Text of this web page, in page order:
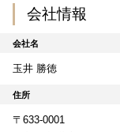
会社情報
会社名
玉井 勝徳
住所
〒633-0001